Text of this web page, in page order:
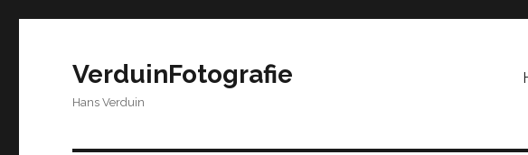
VerduinFotografie
Hans Verduin